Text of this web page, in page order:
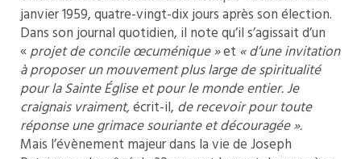
janvier 1959, quatre-vingt-dix jours après son élection.
Dans son journal quotidien, il note qu’il s’agissait d’un
«projet de concileœcuménique »et « d’une invitation
àproposer un mouvement plus large de spiritualité
pour la SainteÉglise et pour le monde entier. Je
craignais vraiment,écrit-il, de recevoir pour toute
réponse une grimace souriante et découragée ».
Mais l’évènement majeur dans la vie de Joseph